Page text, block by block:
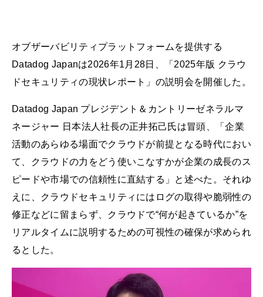
オブザーバビリティプラットフォームを提供する
Datadog Japanは2026年1月28日、「2025年版 クラウ
ドセキュリティの現状レポート」の説明会を開催した。
Datadog Japan プレジデント＆カントリーゼネラルマ
ネージャー 日本法人社長の正井拓己氏は冒頭、「企業
活動のあらゆる場面でクラウドが前提となる時代におい
て、クラウドの力をどう使いこなすかが企業の成長のス
ピードや市場での信頼性に直結する」と述べた。それゆ
えに、クラウドセキュリティにはログの取得や脆弱性の
修正などに留まらず、クラウドで“何が起きているか”を
リアルタイムに説明するための可視性の確保が求められ
るとした。